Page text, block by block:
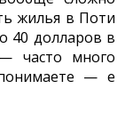
жилья в Поти
40 долларов в
часто много
— е